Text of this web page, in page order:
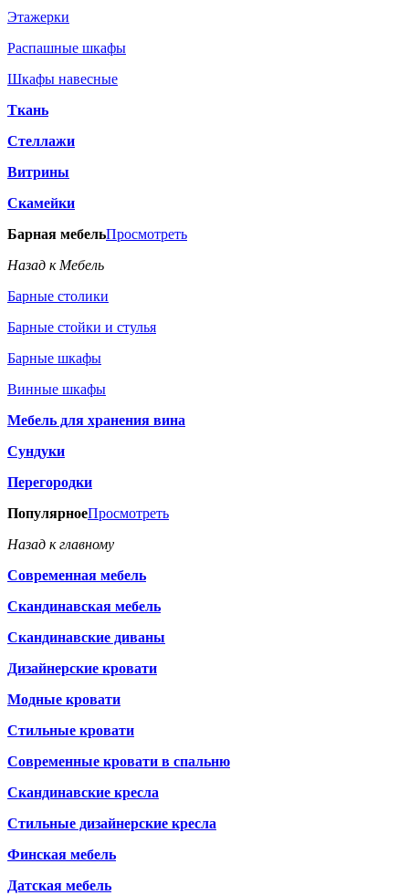
Этажерки
Распашные шкафы
Шкафы навесные
Ткань
Стеллажи
Витрины
Скамейки
Барная мебельПросмотреть
Назад к Мебель
Барные столики
Барные стойки и стулья
Барные шкафы
Винные шкафы
Мебель для хранения вина
Сундуки
Перегородки
ПопулярноеПросмотреть
Назад к главному
Современная мебель
Скандинавская мебель
Скандинавские диваны
Дизайнерские кровати
Модные кровати
Стильные кровати
Современные кровати в спальню
Скандинавские кресла
Стильные дизайнерские кресла
Финская мебель
Датская мебель